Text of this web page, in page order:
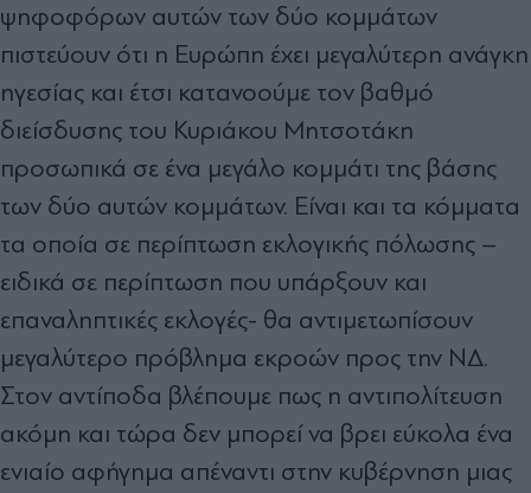
ψηφοφόρων αυτών των δύο κομμάτων
πιστεύουν ότι η Ευρώπη έχει μεγαλύτερη ανάγκη
ηγεσίας και έτσι κατανοούμε τον βαθμό
διείσδυσης του Κυριάκου Μητσοτάκη
προσωπικά σε ένα μεγάλο κομμάτι της βάσης
των δύο αυτών κομμάτων. Είναι και τα κόμματα
τα οποία σε περίπτωση εκλογικής πόλωσης –
ειδικά σε περίπτωση που υπάρξουν και
επαναληπτικές εκλογές- θα αντιμετωπίσουν
μεγαλύτερο πρόβλημα εκροών προς την ΝΔ.
Στον αντίποδα βλέπουμε πως η αντιπολίτευση
ακόμη και τώρα δεν μπορεί να βρει εύκολα ένα
ενιαίο αφήγημα απέναντι στην κυβέρνηση μιας